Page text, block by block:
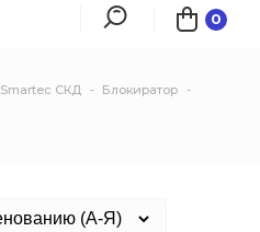
0
Smartec СКД
Блокиратор